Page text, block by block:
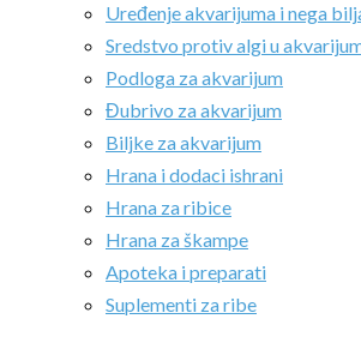
Uređenje akvarijuma i nega
Sredstvo protiv algi u
Podloga za akvarijum
Đubrivo za akvarijum
Biljke za akvarijum
Hrana i dodaci ishrani
Hrana za ribice
Hrana za škampe
Apoteka i preparati
Suplementi za ribe